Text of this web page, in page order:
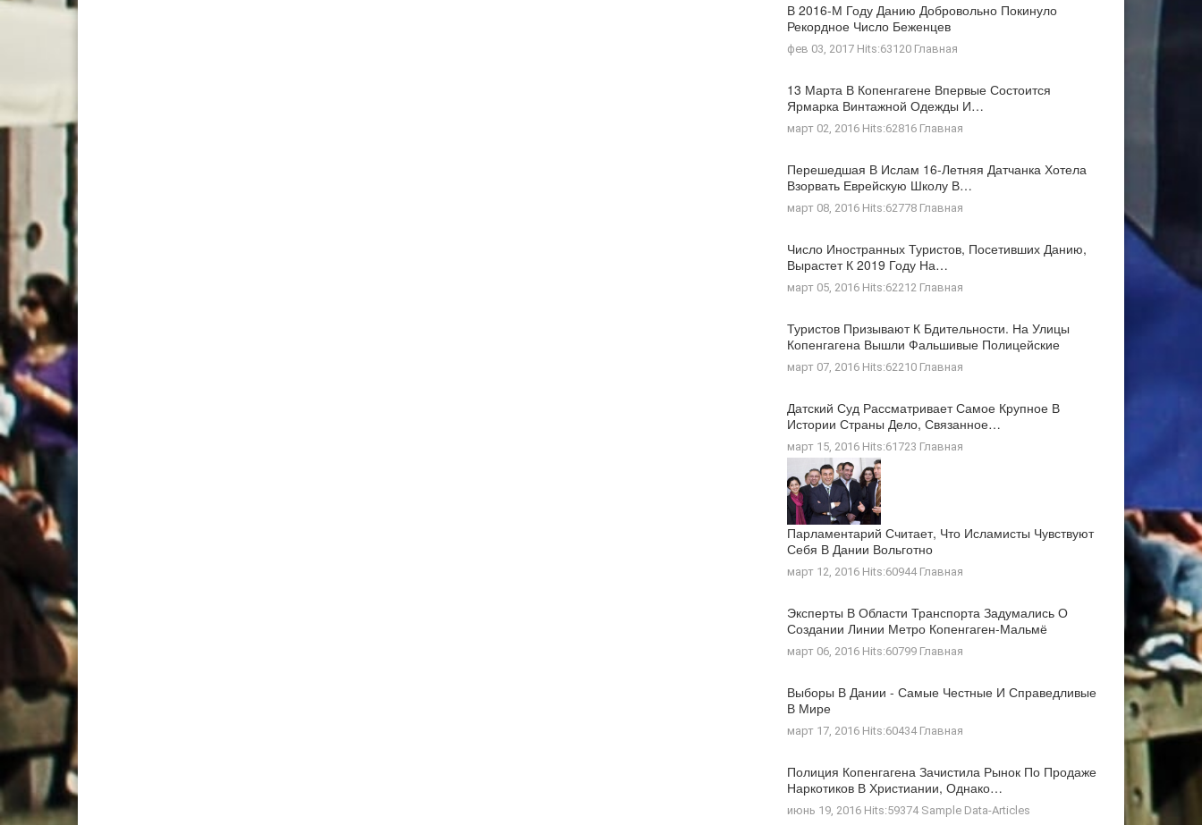
В 2016-М Году Данию Добровольно Покинуло
Рекордное Число Беженцев
фев 03, 2017 Hits:63120 Главная
13 Марта В Копенгагене Впервые Состоится
Ярмарка Винтажной Одежды И…
март 02, 2016 Hits:62816 Главная
Перешедшая В Ислам 16-Летняя Датчанка Хотела
Взорвать Еврейскую Школу В…
март 08, 2016 Hits:62778 Главная
Число Иностранных Туристов, Посетивших Данию,
Вырастет К 2019 Году На…
март 05, 2016 Hits:62212 Главная
Туристов Призывают К Бдительности. На Улицы
Копенгагена Вышли Фальшивые Полицейские
март 07, 2016 Hits:62210 Главная
Датский Суд Рассматривает Самое Крупное В
Истории Страны Дело, Связанное…
март 15, 2016 Hits:61723 Главная
Парламентарий Считает, Что Исламисты Чувствуют
Себя В Дании Вольготно
март 12, 2016 Hits:60944 Главная
Эксперты В Области Транспорта Задумались О
Создании Линии Метро Копенгаген-Мальмё
март 06, 2016 Hits:60799 Главная
Выборы В Дании - Самые Честные И Справедливые
В Мире
март 17, 2016 Hits:60434 Главная
Полиция Копенгагена Зачистила Рынок По Продаже
Наркотиков В Христиании, Однако…
июнь 19, 2016 Hits:59374 Sample Data-Articles